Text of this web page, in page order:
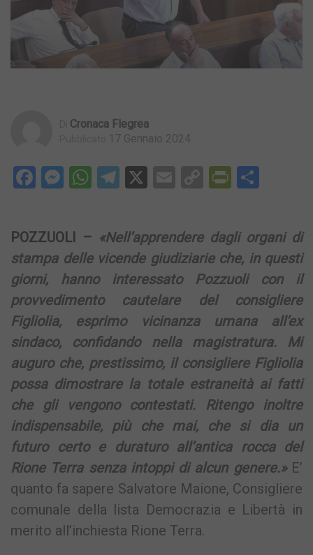
Cronaca Flegrea
17 Gennaio 2024
Facebook
Messenger
WhatsApp
Telegram
X EmailCopy
POZZUOLI – «Nell’apprendere dagli organi di
stampa delle vicende giudiziarie che, in questi
giorni, hanno interessato Pozzuoli con il
provvedimento cautelare del consigliere
Figliolia, esprimo vicinanza umana all’ex
sindaco, confidando nella magistratura. Mi
auguro che, prestissimo, il consigliere Figliolia
possa dimostrare la totale estraneità ai fatti
che gli vengono contestati. Ritengo inoltre
indispensabile, più che mai, che si dia un
futuro certo e duraturo all’antica rocca del
Rione Terra senza intoppi di alcun genere.» E’
quanto fa sapere Salvatore Maione, Consigliere
comunale della lista Democrazia e Libertà in
merito all’inchiesta Rione Terra.